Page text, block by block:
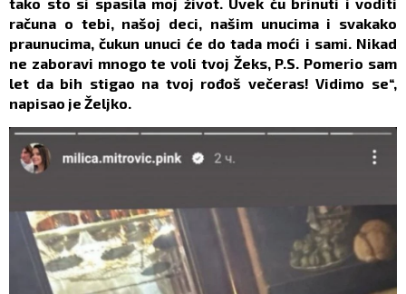
tako sto si spasila moj život. Uvek ću brinuti i voditi
računa o tebi, našoj deci, našim unucima i svakako
praunucima, čukun unuci će do tada moći i sami. Nikad
ne zaboravi mnogo te voli tvoj Žeks, P.S. Pomerio sam
let da bih stigao na tvoj rođoš večeras! Vidimo se“,
napisao je Željko.